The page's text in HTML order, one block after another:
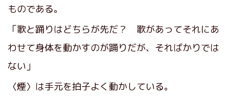
ものである。
「歌と踊りはどちらが先だ？ 歌があってそれにあ
わせて身体を動かすのが踊りだが、そればかりでは
ない」
〈煙〉は手元を拍子よく動かしている。